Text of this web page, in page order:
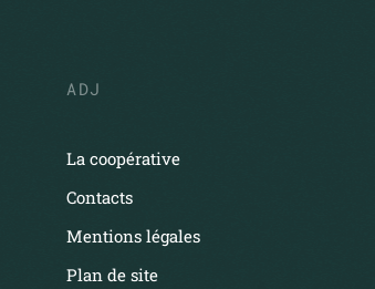
ADJ
La coopérative
Contacts
Mentions légales
Plan de site